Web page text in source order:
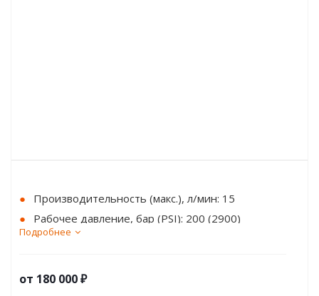
Производительность (макс.), л/мин: 15
Рабочее давление, бар (PSI): 200 (2900)
Мощность электродвигателя, кВт: 5,5 - 15
Подробнее
от 180 000₽